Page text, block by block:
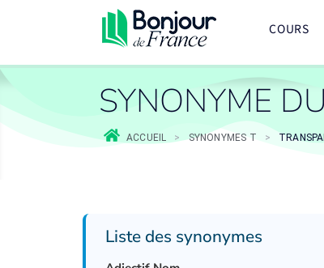
COURS
SYNONYME
ACCUEIL > SYNONYMES T >
Liste des synonymes